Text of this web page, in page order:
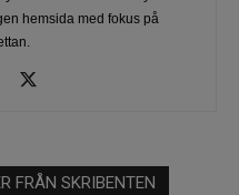
hemsida med fokus på
FRÅN SKRIBENTEN